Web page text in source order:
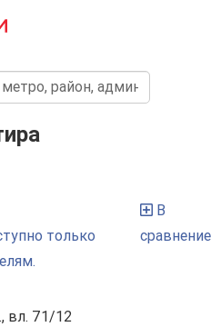
только
В
сравнение
вл. 71/12